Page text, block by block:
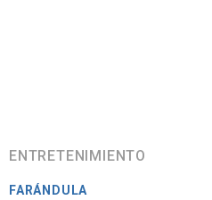
ENTRETENIMIENTO
FARÁNDULA